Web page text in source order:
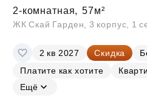
2-комнатная, 57м²
ЖК Скай Гарден, 3 корпус, 1
2 кв 2027 Скидка
Платите как хотите
Ещё